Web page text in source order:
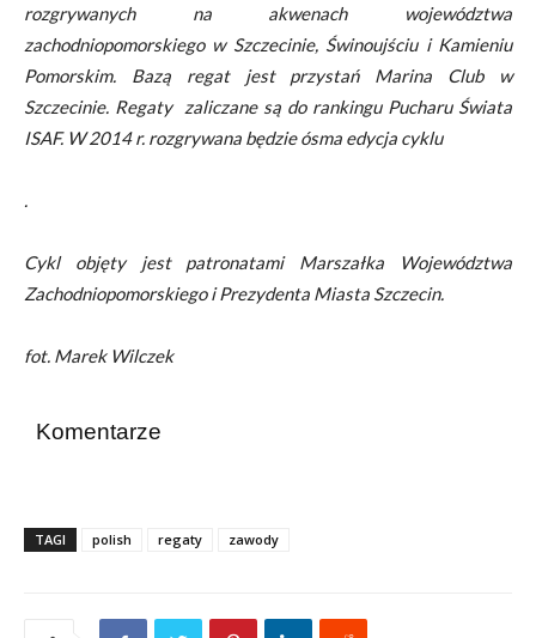
rozgrywanych na akwenach województwa
zachodniopomorskiego w Szczecinie, Świnoujściu i Kamieniu
Pomorskim. Bazą regat jest przystań Marina Club w
Szczecinie. Regaty zaliczane są do rankingu Pucharu Świata
ISAF. W 2014 r. rozgrywana będzie ósma edycja cyklu
.
Cykl objęty jest patronatami Marszałka Województwa
Zachodniopomorskiego i Prezydenta Miasta Szczecin.
fot. Marek Wilczek
Komentarze
TAGI polish regaty zawody